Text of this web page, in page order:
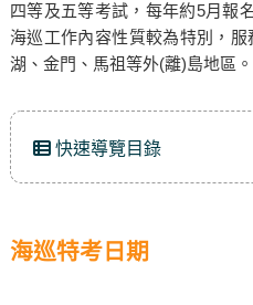
四等及五等考試，每年約5月報
海巡工作內容性質較為特別，
湖、金門、馬祖等外(離)島地區。
快速導覽目錄
海巡特考日期